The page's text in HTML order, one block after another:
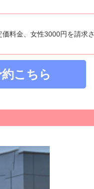
料金、女性3000円を請求さ
こちら